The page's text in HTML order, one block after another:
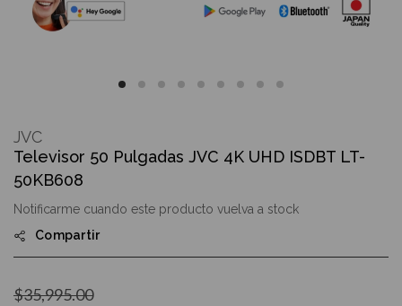
the
beginning
of
the
images
Televisor 50 Pulgadas JVC 4K UHD ISDBT LT-
50KB608
Compartir
$35,995.00
Notificarme cuando este producto vuelva a stock
JVC